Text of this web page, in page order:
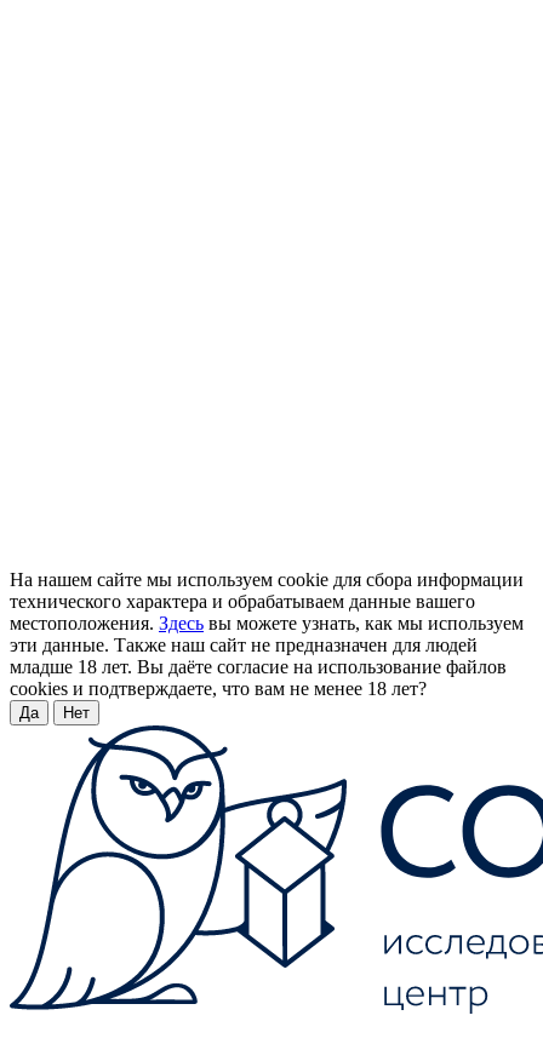
На нашем сайте мы используем cookie для сбора информации
технического характера и обрабатываем данные вашего
местоположения. Здесь вы можете узнать, как мы используем
эти данные. Также наш сайт не предназначен для людей
младше 18 лет. Вы даёте согласие на использование файлов
cookies и подтверждаете, что вам не менее 18 лет?
Да Нет